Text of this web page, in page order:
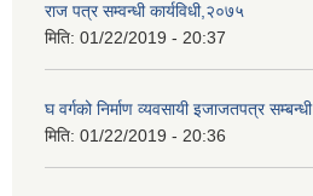
राज पत्र सम्वन्धी कार्यविधी,२०७५
मिति: 01/22/2019 - 20:37
घ वर्गको निर्माण व्यवसायी इजाजतपत्र
मिति: 01/22/2019 - 20:36